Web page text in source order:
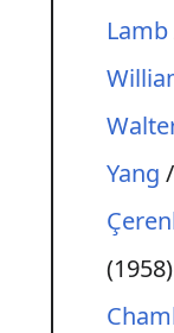
Lamb
Yang /
(1958)